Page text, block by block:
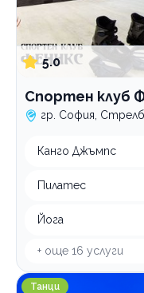
5.0
Спортен клуб
гр. София,
Канго Джъмпс
Пилатес
Йога
+ още 16 услуги
Клуб по спортни
Танци